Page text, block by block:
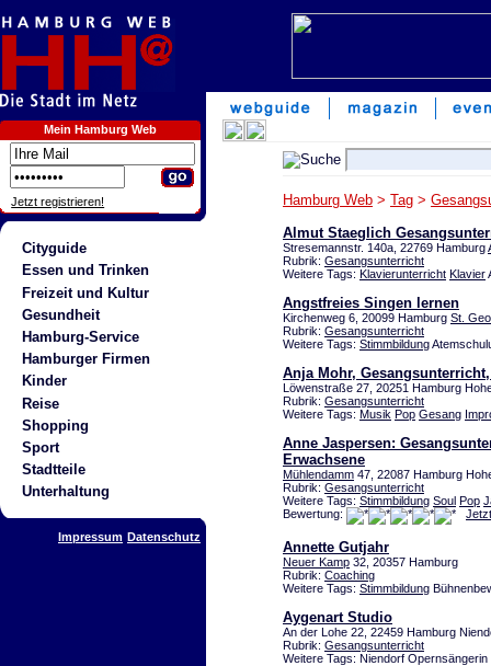
Mein Hamburg Web
Jetzt registrieren!
Cityguide
Essen und Trinken
Freizeit und Kultur
Gesundheit
Hamburg-Service
Hamburger Firmen
Kinder
Reise
Shopping
Sport
Stadtteile
Unterhaltung
Impressum Datenschutz
Hamburg Web > Tag >
Almut Staeglich
Stresemannstr. 140a, 22769 Hamburg
Rubrik: Gesangsunterricht
Weitere Tags: Klavierunterricht Klavier
Angstfreies Singen lernen
Kirchenweg 6, 20099 Hamburg St.
Rubrik: Gesangsunterricht
Weitere Tags: Stimmbildung
Anja Mohr,
Löwenstraße 27, 20251 Hamburg
Rubrik: Gesangsunterricht
Weitere Tags: Musik Pop Gesang
Anne Jaspersen:
Erwachsene
Mühlendamm 47, 22087 Hamburg
Rubrik: Gesangsunterricht
Weitere Tags: Stimmbildung Soul Pop
Bewertung:
Annette Gutjahr
Neuer Kamp 32, 20357 Hamburg
Rubrik: Coaching
Weitere Tags: Stimmbildung
Aygenart Studio
An der Lohe 22, 22459 Hamburg
Rubrik: Gesangsunterricht
Weitere Tags: Niendorf Opernsängerin